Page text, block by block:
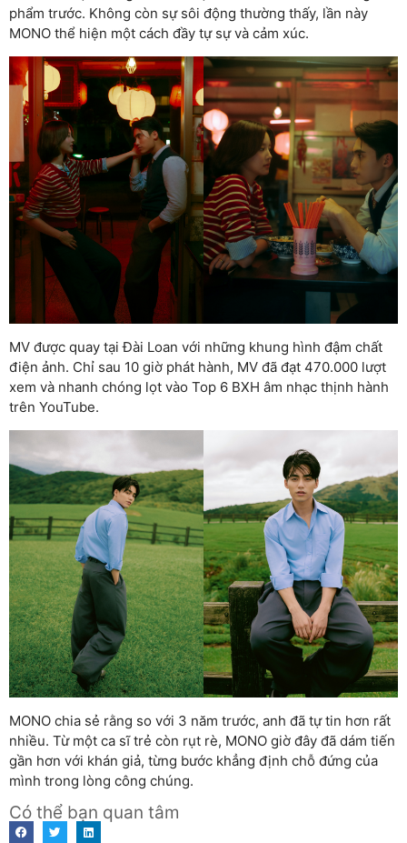
phẩm trước. Không còn sự sôi động thường thấy, lần này
MONO thể hiện một cách đầy tự sự và cảm xúc.
MV được quay tại Đài Loan với những khung hình đậm chất
điện ảnh. Chỉ sau 10 giờ phát hành, MV đã đạt 470.000 lượt
xem và nhanh chóng lọt vào Top 6 BXH âm nhạc thịnh hành
trên YouTube.
MONO chia sẻ rằng so với 3 năm trước, anh đã tự tin hơn rất
nhiều. Từ một ca sĩ trẻ còn rụt rè, MONO giờ đây đã dám tiến
gần hơn với khán giả, từng bước khẳng định chỗ đứng của
mình trong lòng công chúng.
Có thể bạn quan tâm